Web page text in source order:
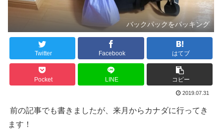
バックパックをパッキング
Twitter Facebook はてブ
Pocket LINE コピー
2019.07.31
前の記事でも書きましたが、来月からカナダに行ってき
ます！